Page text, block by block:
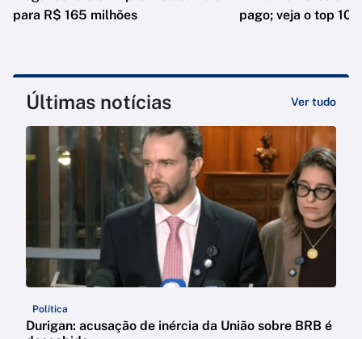
para R$ 165 milhões
pago; veja o top 10
Últimas notícias Ver tudo
Política
Durigan: acusação de inércia da União sobre BRB é